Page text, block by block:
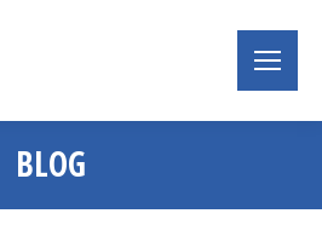
BLOG
Você está aqui: